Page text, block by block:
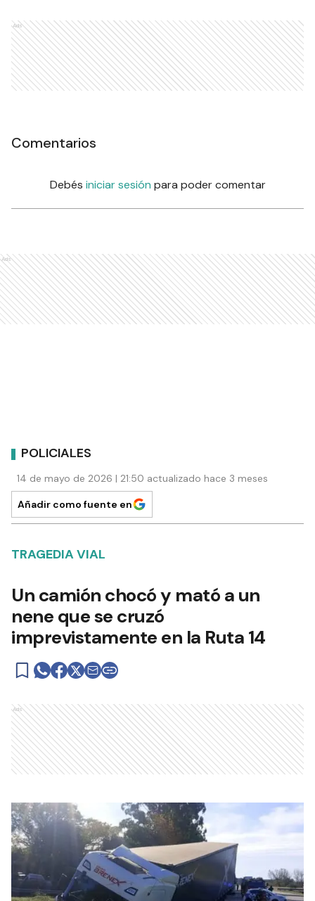
Ads
Comentarios
Debés iniciar sesión para poder comentar
Ads
POLICIALES
14 de mayo de 2026 | 21:50 actualizado hace 3 meses
Añadir como fuente en
TRAGEDIA VIAL
Un camión chocó y mató a un
nene que se cruzó
imprevistamente en la Ruta 14
Ads